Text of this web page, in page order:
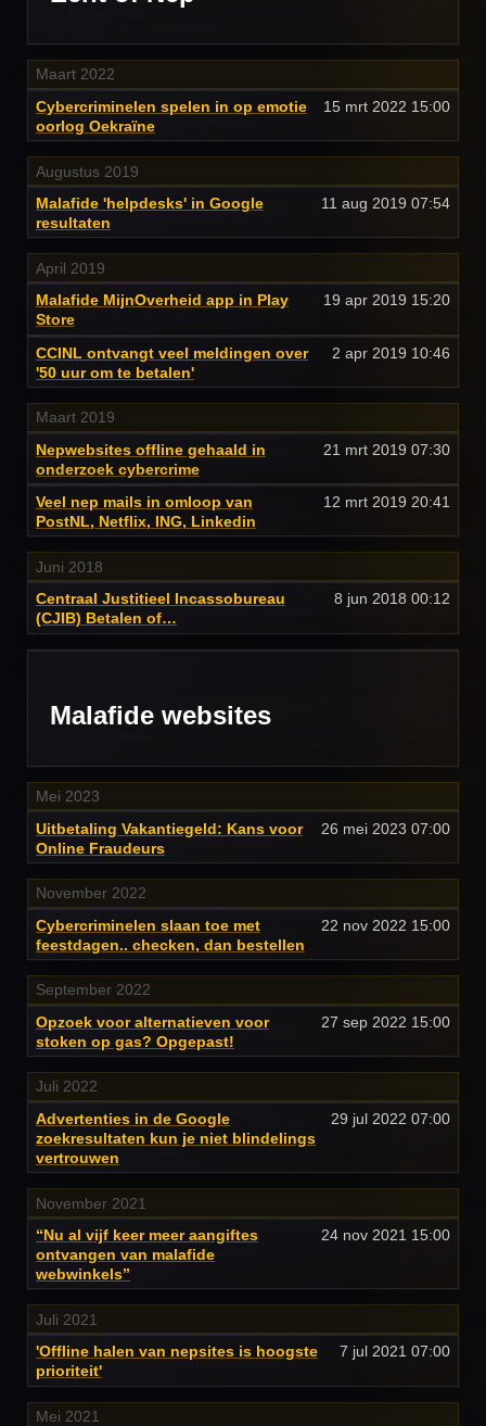
Maart 2022
Cybercriminelen spelen in op emotie
oorlog Oekraïne
15 mrt 2022 15:00
Augustus 2019
Malafide 'helpdesks' in Google
resultaten
11 aug 2019 07:54
April 2019
Malafide MijnOverheid app in Play
Store
19 apr 2019 15:20
CCINL ontvangt veel meldingen over
'50 uur om te betalen'
2 apr 2019 10:46
Maart 2019
Nepwebsites offline gehaald in
onderzoek cybercrime
21 mrt 2019 07:30
Veel nep mails in omloop van
PostNL, Netflix, ING, Linkedin
12 mrt 2019 20:41
Juni 2018
Centraal Justitieel Incassobureau
(CJIB) Betalen of…
8 jun 2018 00:12
Malafide websites
Mei 2023
Uitbetaling Vakantiegeld: Kans voor
Online Fraudeurs
26 mei 2023 07:00
November 2022
Cybercriminelen slaan toe met
feestdagen.. checken, dan bestellen
22 nov 2022 15:00
September 2022
Opzoek voor alternatieven voor
stoken op gas? Opgepast!
27 sep 2022 15:00
Juli 2022
Advertenties in de Google
zoekresultaten kun je niet blindelings
vertrouwen
29 jul 2022 07:00
November 2021
“Nu al vijf keer meer aangiftes
ontvangen van malafide
webwinkels”
24 nov 2021 15:00
Juli 2021
'Offline halen van nepsites is hoogste
prioriteit'
7 jul 2021 07:00
Mei 2021